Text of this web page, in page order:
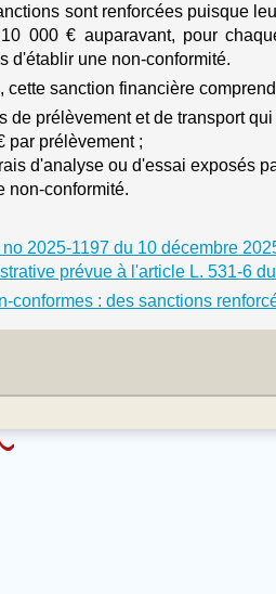
sont renforcées puisque
000 € auparavant, pour
d'établir une non-conformité.
cette sanction financière
de prélèvement et de transport
par prélèvement ;
d'analyse ou d'essai exposés
non-conformité.
no 2025-1197 du 10 décembre
prévue à l'article L. 531-6
conformes : des sanctions